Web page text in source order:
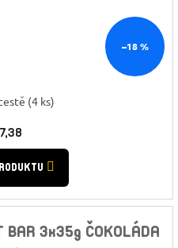
–18 %
(4 ks)
BAR 3x35g ČOKOLÁDA